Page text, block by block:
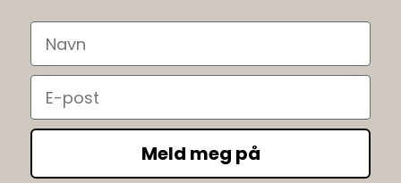
Navn
Email
Meld meg på